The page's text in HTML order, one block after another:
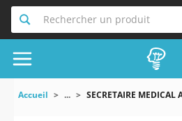
Rechercher un produit
Accueil ... SECRETAIRE